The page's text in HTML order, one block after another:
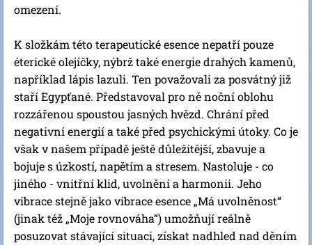
omezení.
K složkám této terapeutické esence nepatří pouze
éterické olejíčky, nýbrž také energie drahých kamenů,
například lápis lazuli. Ten považovali za posvátný již
staří Egypťané. Představoval pro ně noční oblohu
rozzářenou spoustou jasných hvězd. Chrání před
negativní energií a také před psychickými útoky. Co je
však v našem případě ještě důležitější, zbavuje a
bojuje s úzkostí, napětím a stresem. Nastoluje - co
jiného - vnitřní klid, uvolnění a harmonii. Jeho
vibrace stejně jako vibrace esence „Má uvolněnost“
(jinak též „Moje rovnováha“) umožňují reálně
posuzovat stávající situaci, získat nadhled nad děním